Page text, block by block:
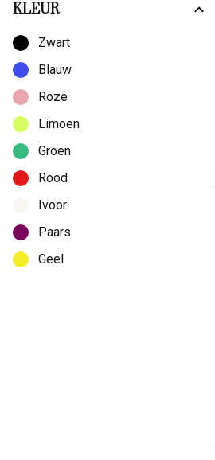
KLEUR
Zwart
Blauw
Roze
Limoen
Groen
Rood
Ivoor
Paars
Geel